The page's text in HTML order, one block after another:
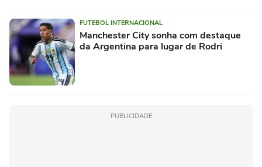
FUTEBOL INTERNACIONAL
Manchester City sonha com destaque
da Argentina para lugar de Rodri
PUBLICIDADE